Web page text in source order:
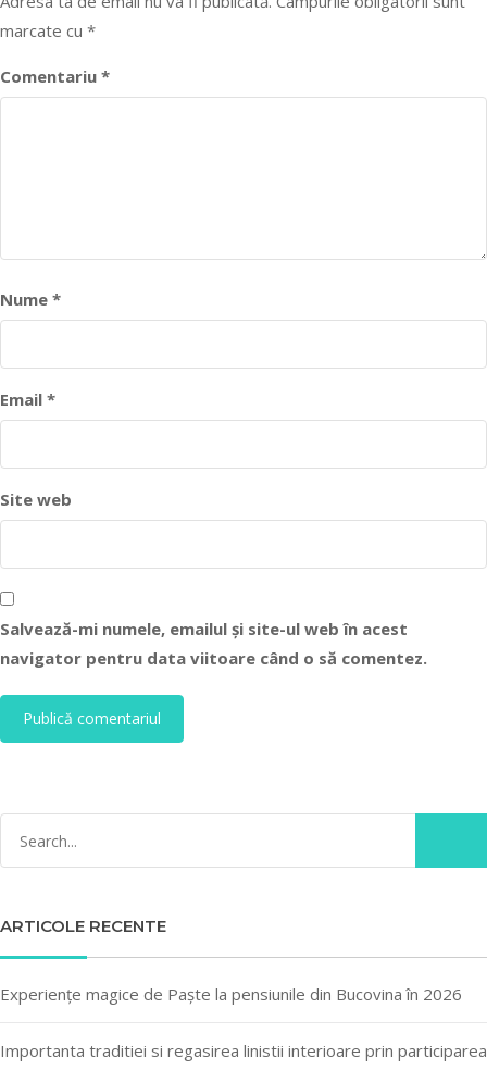
marcate cu *
Comentariu *
Nume *
Email *
Site web
Salvează-mi numele, emailul și site-ul web în acest
navigator pentru data viitoare când o să comentez.
ARTICOLE RECENTE
Experiențe magice de Paște la pensiunile din Bucovina în 2026
Importanta traditiei si regasirea linistii interioare prin participarea